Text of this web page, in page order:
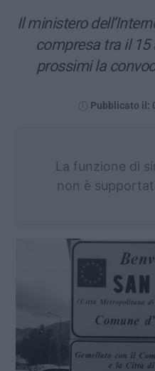
Il ministero
compresa tra il 15
prossimi la
Pubblicato il:
La funzione di
non è